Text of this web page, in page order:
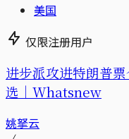
美国
仅限注册用户
进步派攻进特朗普
选｜Whatsnew
姚拏云